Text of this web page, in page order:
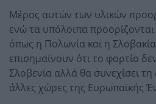
Μέρος αυτών των υλικών
ενώ τα υπόλοιπα
όπως η Πολωνία και η
επισημαίνουν ότι το φορτίο
Σλοβενία αλλά θα συνεχίσει
άλλες χώρες της Ευρωπαϊκής